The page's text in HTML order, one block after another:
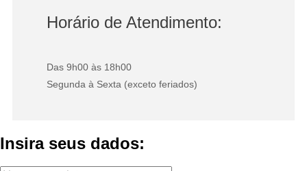
Horário de Atendimento:
Das 9h00 às 18h00
Segunda à Sexta (exceto feriados)
Insira seus dados: